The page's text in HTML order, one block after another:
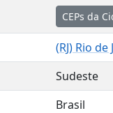
CEPs da
(RJ) Rio de
Sudeste
Brasil